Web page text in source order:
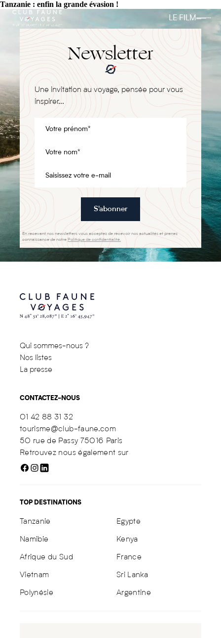
LE FILM
Tanzanie : enfin la grande évasion !
Newsletter
Une invitation au voyage, pensée pour vous
inspirer...
S'abonner
En recevant nos newsletters vous acceptez de recevoir nos actualités et prenez
connaissance de notre Politique de confidentialité.
Qui sommes-nous ?
Nos listes
La presse
CONTACTEZ-NOUS
01 42 88 31 32
tourisme@club-faune.com
50 rue de Passy 75016 Paris
Retrouvez nous également sur
TOP DESTINATIONS
Tanzanie Egypte
Namibie Kenya
Afrique du Sud France
Vietnam Sri Lanka
Polynésie Argentine